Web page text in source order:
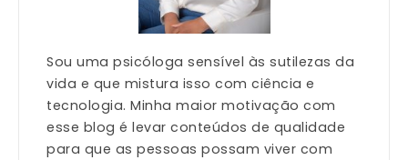
Sou uma psicóloga sensível às sutilezas da
vida e que mistura isso com ciência e
tecnologia. Minha maior motivação com
esse blog é levar conteúdos de qualidade
para que as pessoas possam viver com